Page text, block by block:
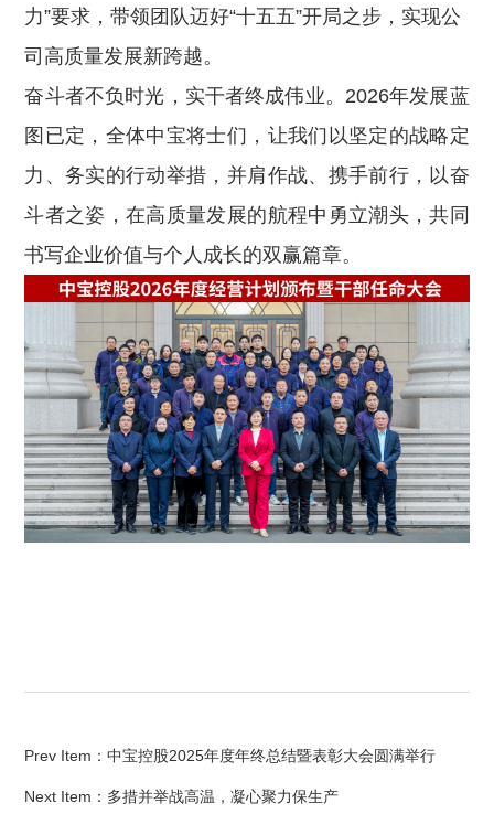
力”要求，带领团队迈好“十五五”开局之步，实现公
司高质量发展新跨越。
奋斗者不负时光，实干者终成伟业。2026年发展蓝
图已定，全体中宝将士们，让我们以坚定的战略定
力、务实的行动举措，并肩作战、携手前行，以奋
斗者之姿，在高质量发展的航程中勇立潮头，共同
书写企业价值与个人成长的双赢篇章。
Prev Item：中宝控股2025年度年终总结暨表彰大会圆满举行
Next Item： 多措并举战高温，凝心聚力保生产